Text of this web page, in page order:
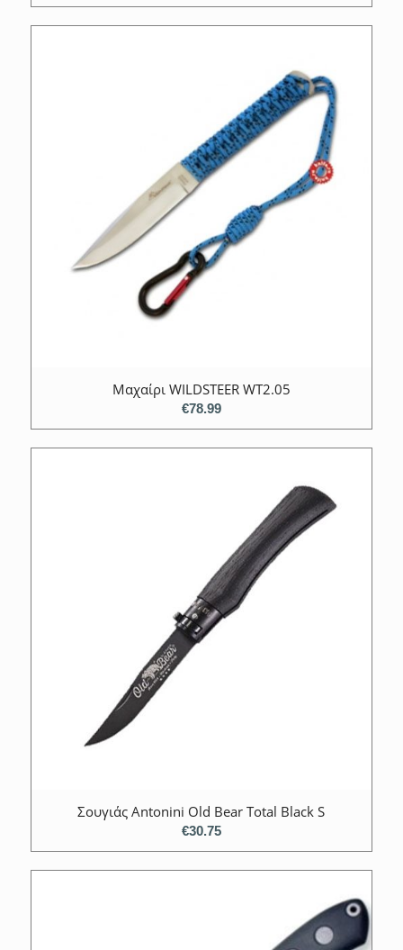
Μαχαίρι WILDSTEER WT2.05
€78.99
Σουγιάς Antonini Old Bear Total Black S
€30.75